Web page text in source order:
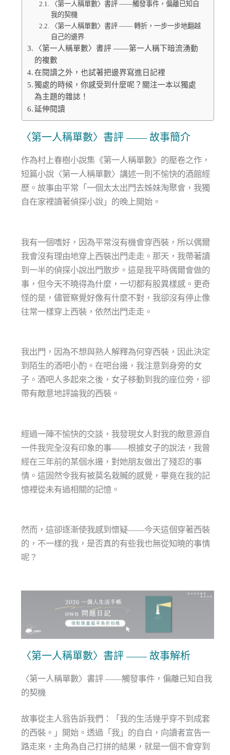
〈第一人稱單數〉書評 ——觸發事件，偏離已知自
我的契機
〈第一人稱單數〉書評 —— 轉折，一步一步地翻越
自己的邊界
〈第一人稱單數〉書評 ——第一人稱下暗流湧動
的複數
在閱讀之外，也試著把邊界寫進日記裡
獨處的時候，你感受到什麼呢？關注一本以獨處
為主題的雜誌！
延伸閱讀
〈第一人稱單數〉書評 —— 故事簡介
作為村上春樹小說集《第一人稱單數》的壓卷之作，
短篇小說〈第一人稱單數〉講述一則不愉快的酒館經
歷。故事由平常「一個太太出門去姊妹淘聚會，我獨
自在家裡讀著偵探小說」的晚上開始。
我有一個嗜好，因為平常沒有機會穿西裝，所以偶爾
我會沒有理由地穿上西裝出門走走。那天，我帶著讀
到一半的偵探小說出門散步。這是我平時偶爾會做的
事，但今天不曉得為什麼，一切都有股異樣感。更奇
怪的是，儘管察覺好像有什麼不對，我卻沒有停止像
往常一樣穿上西裝，依然出門走走。
我出門，因為不想與熟人解釋為何穿西裝，因此決定
到陌生的酒吧小酌。在吧台邊，我注意到身旁的女
子。酒吧人多起來之後，女子移動到我的座位旁，卻
帶有敵意地評論我的西裝。
經過一陣不愉快的交談，我發現女人對我的敵意源自
一件我完全沒有印象的事——根據女子的說法，我曾
經在三年前的某個水邊，對她朋友做出了殘忍的事
情。這固然令我有被莫名栽贓的感覺，畢竟在我的記
憶裡從未有過相關的記憶。
然而，這卻逐漸使我感到懷疑——今天這個穿著西裝
的，不一樣的我，是否真的有些我也無從知曉的事情
呢？
〈第一人稱單數〉書評 —— 故事解析
〈第一人稱單數〉書評 ——觸發事件，偏離已知自我
的契機
故事從主人翁告訴我們：「我的生活幾乎穿不到成套
的西裝。」開始。透過「我」的自白，向讀者宣告一
路走來，主角為自己打拼的結果，就是一個不會穿到